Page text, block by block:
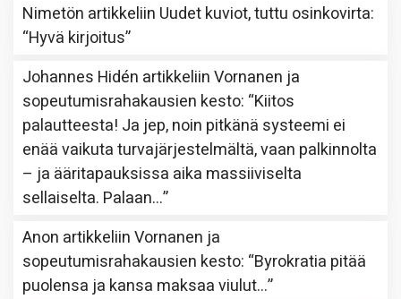
Nimetön artikkeliin Uudet kuviot, tuttu osinkovirta:
“Hyvä kirjoitus”
Johannes Hidén artikkeliinVornanen ja
sopeutumisrahakausien kesto: “Kiitos
palautteesta! Ja jep, noin pitkänä systeemi ei
enää vaikuta turvajärjestelmältä, vaan palkinnolta
– ja ääritapauksissa aika massiiviselta
sellaiselta. Palaan…”
Anon artikkeliinVornanen ja
sopeutumisrahakausien kesto: “Byrokratia pitää
puolensa ja kansa maksaa viulut…”